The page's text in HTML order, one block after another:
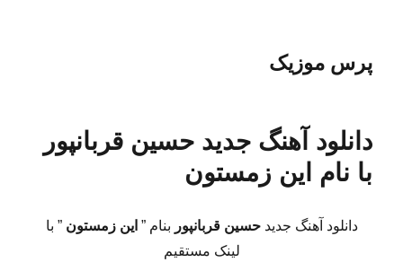
پرس موزیک
دانلود آهنگ جدید حسین قربانپور
با نام این زمستون
دانلود آهنگ جدید حسین قربانپور بنام ” این زمستون” با
لینک مستقیم